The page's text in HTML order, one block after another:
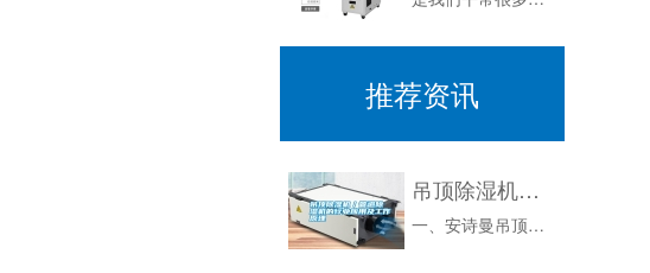
推荐资讯
吊顶除湿机／管道除湿机的行业应用及工作原理
一、安诗曼吊顶管道除湿机应用说明 吊顶管道除湿机应用于特殊行业空间、人防、别墅、酒店、泳池、写字楼、实验室、地下停车库等。机器可以隐藏式安...